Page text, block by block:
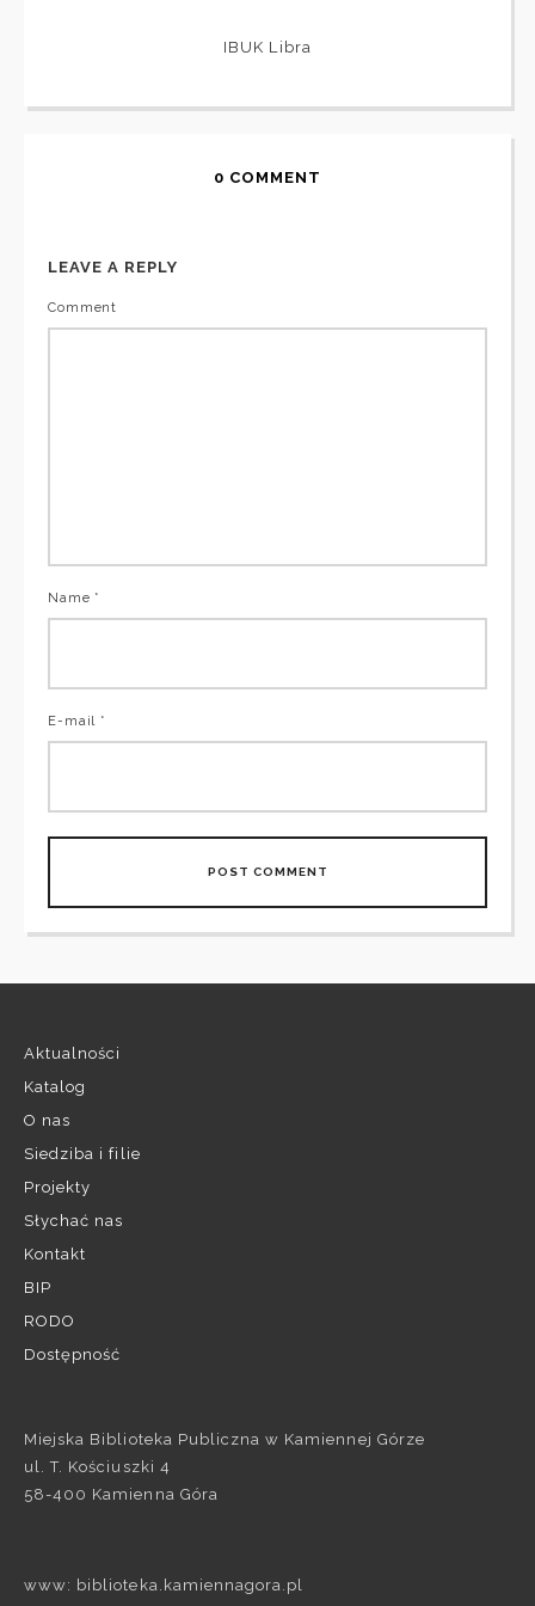
IBUK Libra
0 COMMENT
LEAVE A REPLY
Comment
Name *
E-mail *
Aktualności
Katalog
O nas
Siedziba i filie
Projekty
Słychać nas
Kontakt
BIP
RODO
Dostępność
Miejska Biblioteka Publiczna w Kamiennej Górze
ul. T. Kościuszki 4
58-400 Kamienna Góra
www: biblioteka.kamiennagora.pl